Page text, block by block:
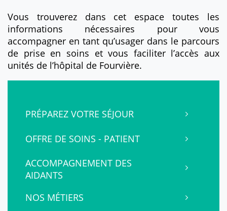
Vous trouverez dans cet espace toutes les
informations nécessaires pour vous
accompagner en tant qu’usager dans le parcours
de prise en soins et vous faciliter l’accès aux
unités de l’hôpital de Fourvière.
PRÉPAREZ VOTRE SÉJOUR
OFFRE DE SOINS - PATIENT
ACCOMPAGNEMENT DES
AIDANTS
NOS MÉTIERS